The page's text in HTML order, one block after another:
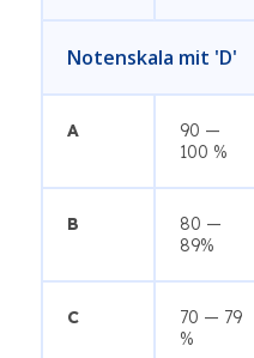
Notenskala mit 'D'
A
90 —
100 %
B
80 —
89%
C
70 — 79
%